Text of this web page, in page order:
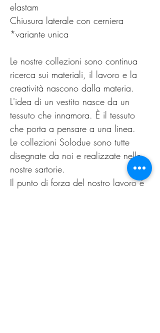
elastam
Chiusura laterale con cerniera
*variante unica
Le nostre collezioni sono continua
ricerca sui materiali, il lavoro e la
creatività nascono dalla materia.
L'idea di un vestito nasce da un
tessuto che innamora. È il tessuto
che porta a pensare a una linea.
Le collezioni Solodue sono tutte
disegnate da noi e realizzate nelle
nostre sartorie.
Il punto di forza del nostro lavoro è